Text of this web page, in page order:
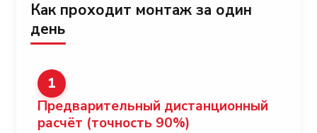
Как проходит монтаж за один
день
1
Предварительный дистанционный
расчёт (точность 90%)